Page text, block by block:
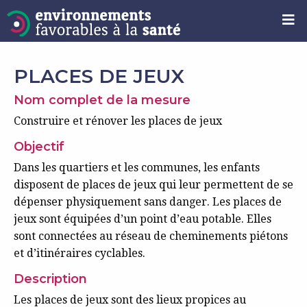
PLACES DE JEUX
Nom complet de la mesure
Construire et rénover les places de jeux
Objectif
Dans les quartiers et les communes, les enfants
disposent de places de jeux qui leur permettent de se
dépenser physiquement sans danger. Les places de
jeux sont équipées d’un point d’eau potable. Elles
sont connectées au réseau de cheminements piétons
et d’itinéraires cyclables.
Description
Les places de jeux sont des lieux propices au